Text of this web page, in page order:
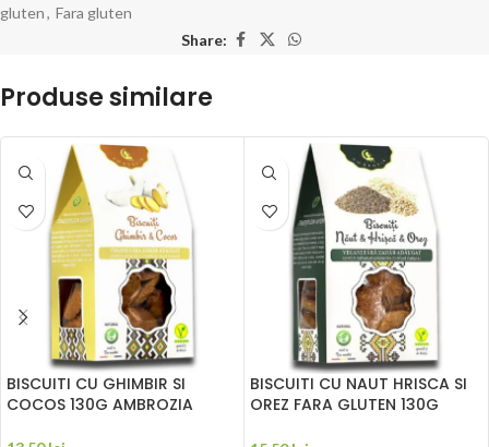
gluten, Fara gluten
Share:
Produse similare
BISCUITI CU GHIMBIR SI
COCOS 130G AMBROZIA
BISCUITI CU NAUT HRISCA SI
OREZ FARA GLUTEN 130G